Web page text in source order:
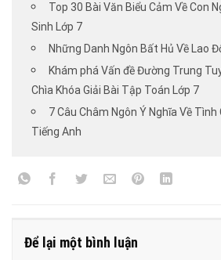
Top 30 Bài Văn Biểu Cảm Về Con
Sinh Lớp 7
Những Danh Ngôn Bất Hủ Về Lao
Khám phá Vấn đề Đường Trung
Chìa Khóa Giải Bài Tập Toán Lớp 7
7 Câu Châm Ngôn Ý Nghĩa Về
Tiếng Anh
Để lại một bình luận